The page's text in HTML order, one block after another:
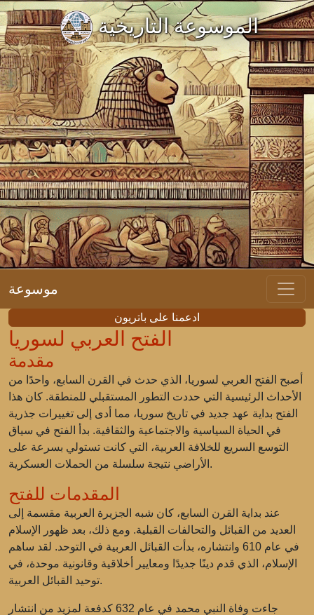
الموسوعة التاريخية
موسوعة
ادعمنا على باتريون
الفتح العربي لسوريا
مقدمة
أصبح الفتح العربي لسوريا، الذي حدث في القرن السابع، واحدًا من
الأحداث الرئيسية التي حددت التطور المستقبلي للمنطقة. كان هذا
الفتح بداية عهد جديد في تاريخ سوريا، مما أدى إلى تغييرات جذرية
في الحياة السياسية والاجتماعية والثقافية. بدأ الفتح في سياق
التوسع السريع للخلافة العربية، التي كانت تستولي بسرعة على
الأراضي نتيجة سلسلة من الحملات العسكرية.
المقدمات للفتح
عند بداية القرن السابع، كان شبه الجزيرة العربية مقسمة إلى
العديد من القبائل والتحالفات القبلية. ومع ذلك، بعد ظهور الإسلام
في عام 610 وانتشاره، بدأت القبائل العربية في التوحد. لقد ساهم
الإسلام، الذي قدم دينًا جديدًا ومعايير أخلاقية وقانونية موحدة، في
توحيد القبائل العربية.
جاءت وفاة النبي محمد في عام 632 كدفعة لمزيد من انتشار